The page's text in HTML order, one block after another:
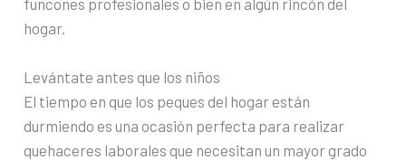
hogar.
Levántate antes que los niños
El tiempo en que los peques del hogar están
durmiendo es una ocasión perfecta para realizar
quehaceres laborales que necesitan un mayor grado